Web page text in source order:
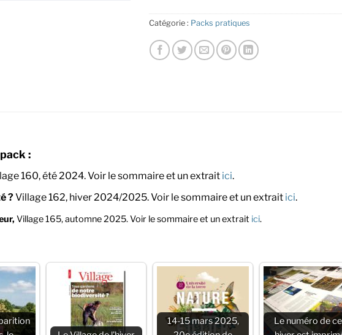
Catégorie : Packs pratiques
:
160, été 2024. Voir le sommaire et un extrait ici.
? Village 162, hiver 2024/2025. Voir le sommaire et un extrait ici.
Village 165, automne 2025. Voir le sommaire et un extrait ici.
14-15 mars 2025,
Le numéro de